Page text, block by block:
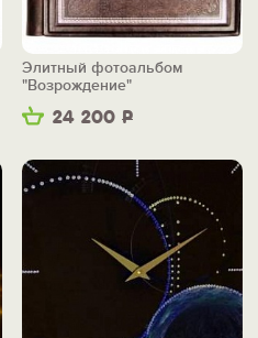
24 200 Р
Элитный фотоальбом
"Возрождение"